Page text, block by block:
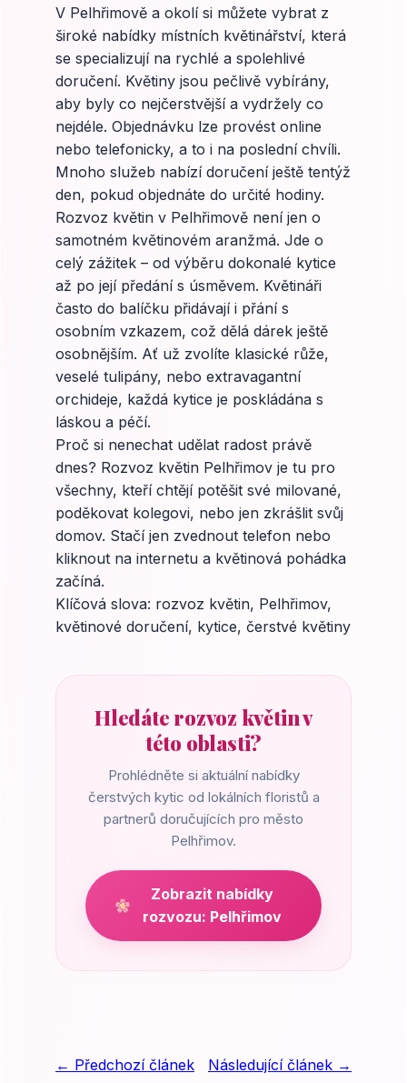
V Pelhřimově a okolí si můžete vybrat z
široké nabídky místních květinářství, která
se specializují na rychlé a spolehlivé
doručení. Květiny jsou pečlivě vybírány,
aby byly co nejčerstvější a vydržely co
nejdéle. Objednávku lze provést online
nebo telefonicky, a to i na poslední chvíli.
Mnoho služeb nabízí doručení ještě tentýž
den, pokud objednáte do určité hodiny.
Rozvoz květin v Pelhřimově není jen o
samotném květinovém aranžmá. Jde o
celý zážitek – od výběru dokonalé kytice
až po její předání s úsměvem. Květináři
často do balíčku přidávají i přání s
osobním vzkazem, což dělá dárek ještě
osobnějším. Ať už zvolíte klasické růže,
veselé tulipány, nebo extravagantní
orchideje, každá kytice je poskládána s
láskou a péčí.
Proč si nenechat udělat radost právě
dnes? Rozvoz květin Pelhřimov je tu pro
všechny, kteří chtějí potěšit své milované,
poděkovat kolegovi, nebo jen zkrášlit svůj
domov. Stačí jen zvednout telefon nebo
kliknout na internetu a květinová pohádka
začíná.
Klíčová slova: rozvoz květin, Pelhřimov,
květinové doručení, kytice, čerstvé květiny
Hledáte rozvoz květin v
této oblasti?
Prohlédněte si aktuální nabídky
čerstvých kytic od lokálních floristů a
partnerů doručujících pro město
Pelhřimov.
Zobrazit nabídky
rozvozu: Pelhřimov
← Předchozí článek Následující článek →